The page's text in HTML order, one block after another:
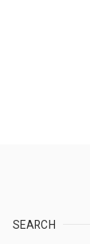
SEARCH